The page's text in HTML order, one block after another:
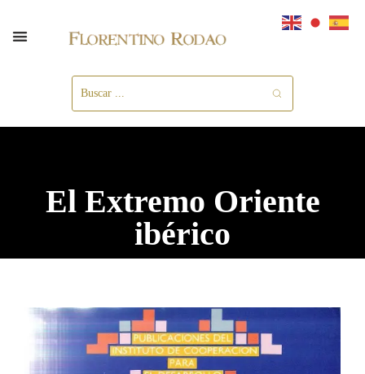
El Extremo Oriente
ibérico